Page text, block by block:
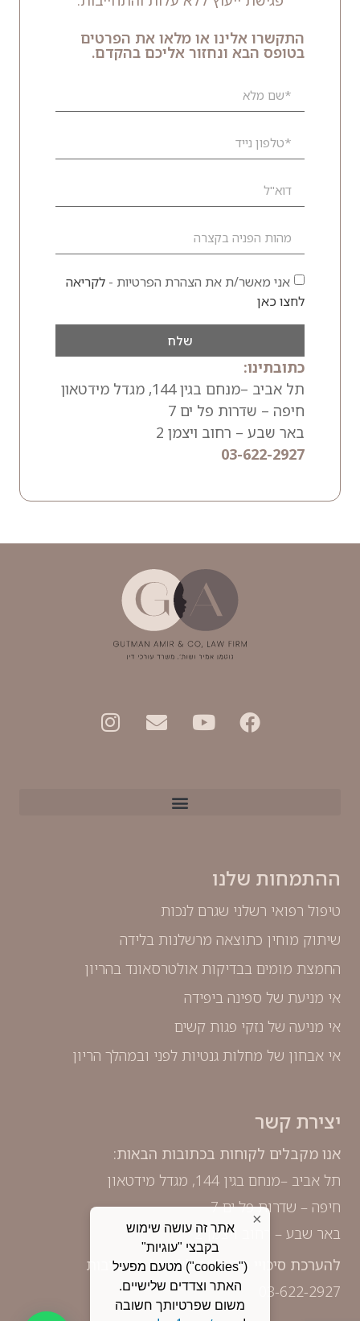
התקשרו אלינו או מלאו את הפרטים
בטופס הבא ונחזור אליכם בהקדם.
אני מאשר/ת את הצהרת הפרטיות - לקריאה
לחצו כאן
שלח
כתובתינו:
תל אביב –מנחם בגין 144, מגדל מידטאון
חיפה – שדרות פל ים 7
באר שבע – רחוב ויצמן 2
03-622-2927
ההתמחות שלנו
טיפול רפואי רשלני שגרם לנכות
שיתוק מוחין כתוצאה מרשלנות בלידה
החמצת מומים בבדיקות אולטרסאונד בהריון
אי מניעת של ספינה ביפידה
אי מניעה של נזקי פגות קשים
אי אבחון של מחלות גנטיות לפני ובמהלך הריון
יצירת קשר
אנו מקבלים לקוחות בכתובות הבאות:
תל אביב –מנחם בגין 144, מגדל מידטאון
חיפה – שדרות פל ים 7
באר שבע – רחוב ויצמן 2
להערכת סיכויי ההצלחה ללא כל התחייבות
03-622-2927
×
אתר זה עושה שימוש
בקבצי "עוגיות"
("cookies") מטעם מפעיל
האתר וצדדים שלישיים.
משום שפרטיותך חשובה